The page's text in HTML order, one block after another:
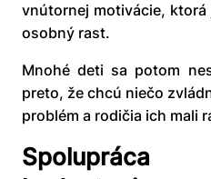
vnútornej motivácie,
osobný rast.
Mnohé deti sa potom
preto, že chcú niečo
problém a rodičia ich mali